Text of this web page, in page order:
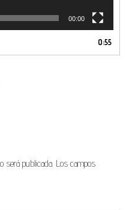
00:00
0:55
será publicada. Los campos